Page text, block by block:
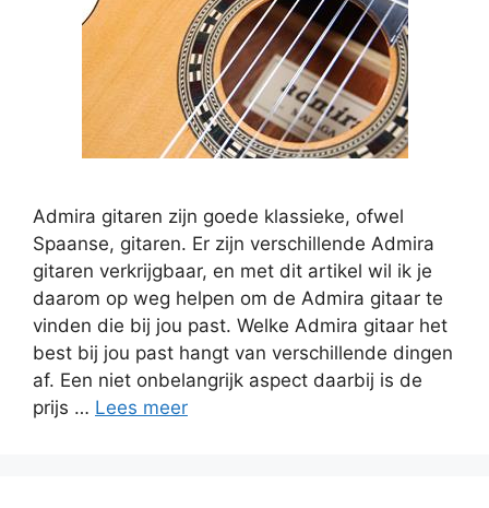
Admira gitaren zijn goede klassieke, ofwel
Spaanse, gitaren. Er zijn verschillende Admira
gitaren verkrijgbaar, en met dit artikel wil ik je
daarom op weg helpen om de Admira gitaar te
vinden die bij jou past. Welke Admira gitaar het
best bij jou past hangt van verschillende dingen
af. Een niet onbelangrijk aspect daarbij is de
prijs … Lees meer